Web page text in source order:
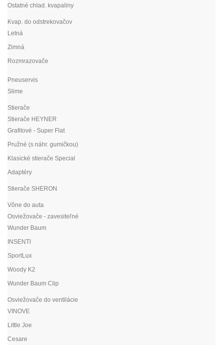
Ostatné chlad. kvapaliny
Kvap. do odstrekovačov
Letná
Zimná
Rozmrazovače
Pneuservis
Slime
Stierače
Stierače HEYNER
Grafitové - Super Flat
Pružné (s náhr. gumičkou)
Klasické stierače Special
Adaptéry
Stierače SHERON
Vône do auta
Osviežovače - zavesiteľné
Wunder Baum
INSENTI
SportLux
Woody K2
Wunder Baum Clip
Osviežovače do ventilácie
VINOVE
Little Joe
Cesare